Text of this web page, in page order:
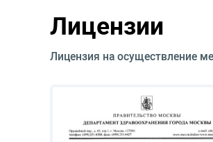
Лицензии
Лицензия на осуществление